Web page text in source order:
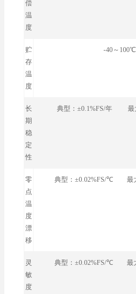
偿
温
度
贮
存
温
度
-40～100℃
长
期
稳
定
性
典型：±0.1%FS/年 最
零
点
温
度
漂
移
典型：±0.02%FS/℃ 最
灵
敏
度
典型：±0.02%FS/℃ 最